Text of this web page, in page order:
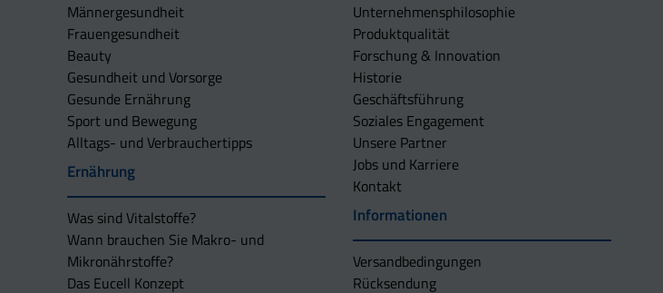
Männergesundheit
Frauengesundheit
Beauty
Gesundheit und Vorsorge
Gesunde Ernährung
Sport und Bewegung
Alltags- und Verbrauchertipps
Ernährung
Was sind Vitalstoffe?
Wann brauchen Sie Makro- und
Mikronährstoffe?
Das Eucell Konzept
Unternehmens­philosophie
Produktqualität
Forschung & Innovation
Historie
Geschäftsführung
Soziales Engagement
Unsere Partner
Jobs und Karriere
Kontakt
Informationen
Versandbedingungen
Rücksendung